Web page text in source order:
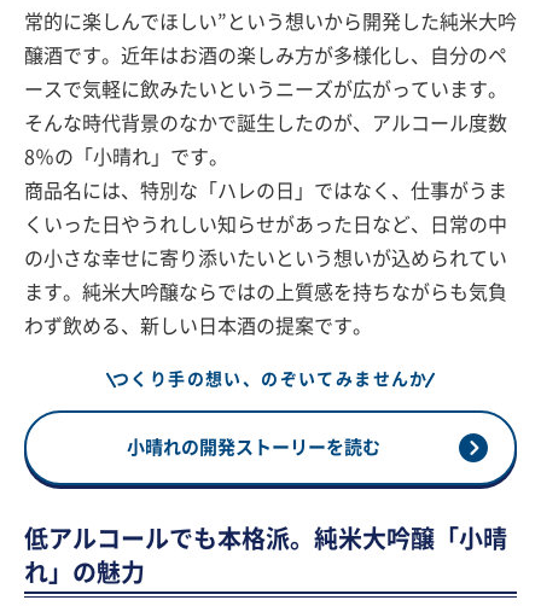
常的に楽しんでほしい”という想いから開発した純米大吟
醸酒です。近年はお酒の楽しみ方が多様化し、自分のペ
ースで気軽に飲みたいというニーズが広がっています。
そんな時代背景のなかで誕生したのが、アルコール度数
8％の「小晴れ」です。
商品名には、特別な「ハレの日」ではなく、仕事がうま
くいった日やうれしい知らせがあった日など、日常の中
の小さな幸せに寄り添いたいという想いが込められてい
ます。純米大吟醸ならではの上質感を持ちながらも気負
わず飲める、新しい日本酒の提案です。
つくり手の想い、のぞいてみませんか
小晴れの開発ストーリーを読む
低アルコールでも本格派。純米大吟醸「小晴
れ」の魅力